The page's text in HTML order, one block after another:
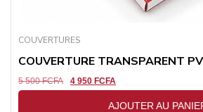
COUVERTURES
COUVERTURE TRANSPARENT
5 500FCFA 4 950 FCFA
AJOUTER AU